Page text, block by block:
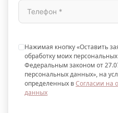
Нажимая кнопку «Оставить
обработку моих
Федеральным законом от
персональных данных», на
определенных вСогласии на
данных